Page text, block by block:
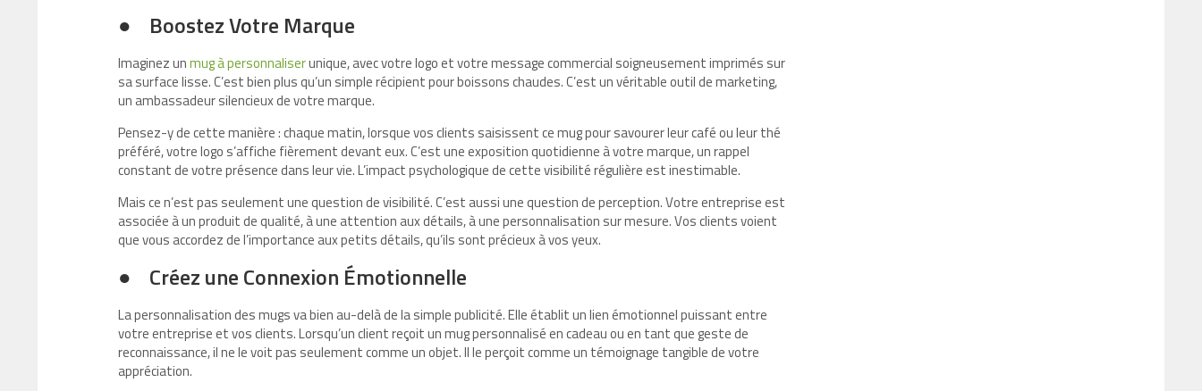
● Boostez Votre Marque
Imaginez unmug à personnaliserunique, avec votre logo et votre message commercial soigneusement imprimés sur
sa surface lisse. C’est bien plus qu’un simple récipient pour boissons chaudes. C’est un véritable outil de marketing,
un ambassadeur silencieux de votre marque.
Pensez-y de cette manière : chaque matin, lorsque vos clients saisissent ce mug pour savourer leur café ou leur thé
préféré, votre logo s’affiche fièrement devant eux. C’est une exposition quotidienne à votre marque, un rappel
constant de votre présence dans leur vie. L’impact psychologique de cette visibilité régulière est inestimable.
Mais ce n’est pas seulement une question de visibilité. C’est aussi une question de perception. Votre entreprise est
associée à un produit de qualité, à une attention aux détails, à une personnalisation sur mesure. Vos clients voient
que vous accordez de l’importance aux petits détails, qu’ils sont précieux à vos yeux.
● Créez une Connexion Émotionnelle
La personnalisation des mugs va bien au-delà de la simple publicité. Elle établit un lien émotionnel puissant entre
votre entreprise et vos clients. Lorsqu’un client reçoit un mug personnalisé en cadeau ou en tant que geste de
reconnaissance, il ne le voit pas seulement comme un objet. Il le perçoit comme un témoignage tangible de votre
appréciation.